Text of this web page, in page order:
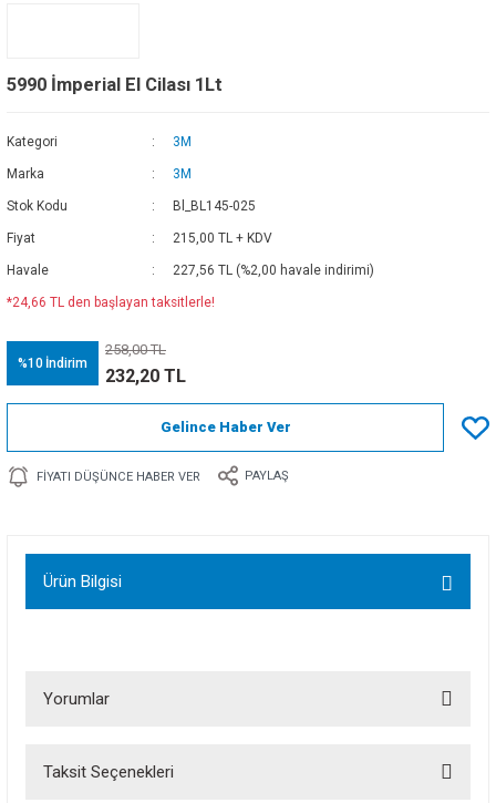
5990 İmperial El Cilası 1Lt
Kategori 3M
Marka 3M
Stok Kodu Bl_BL145-025
Fiyat 215,00 TL + KDV
Havale 227,56 TL (%2,00 havale indirimi)
*24,66 TL den başlayan taksitlerle!
%10 İndirim
258,00 TL
232,20 TL
Gelince Haber Ver
FIYATI DÜŞÜNCE HABER VER PAYLAŞ
Ürün Bilgisi
Yorumlar
Taksit Seçenekleri